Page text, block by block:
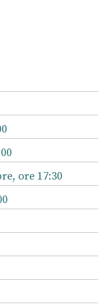
ore 17:30